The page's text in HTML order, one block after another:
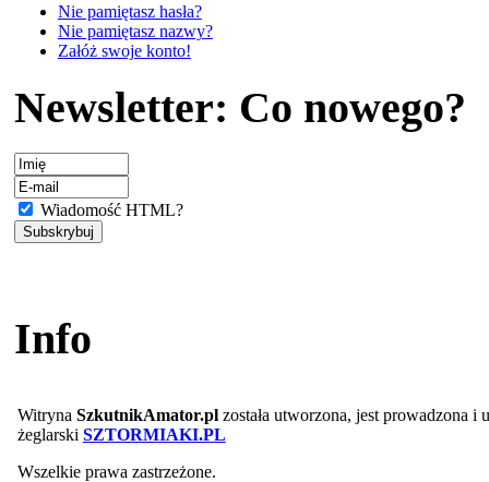
Nie pamiętasz hasła?
Nie pamiętasz nazwy?
Załóż swoje konto!
Newsletter: Co nowego?
Wiadomość HTML?
Info
Witryna SzkutnikAmator.plzostała utworzona, jest prowadzona i
żeglarski SZTORMIAKI.PL
Wszelkie prawa zastrzeżone.